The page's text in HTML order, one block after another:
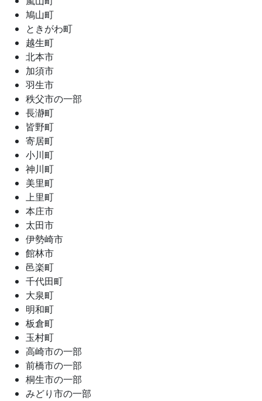
鳩山町
ときがわ町
越生町
北本市
加須市
羽生市
秩父市の一部
長瀞町
皆野町
寄居町
小川町
神川町
美里町
上里町
本庄市
太田市
伊勢崎市
館林市
邑楽町
千代田町
大泉町
明和町
板倉町
玉村町
高崎市の一部
前橋市の一部
桐生市の一部
みどり市の一部